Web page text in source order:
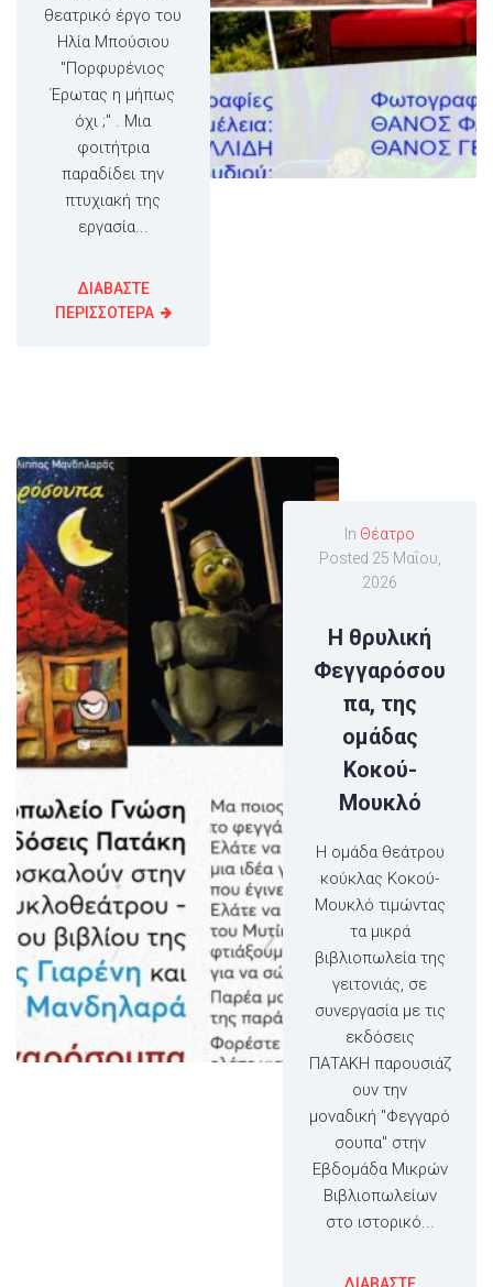
θεατρικό έργο του
Ηλία Μπούσιου
"Πορφυρένιος
Έρωτας η μήπως
όχι ;" . Μια
φοιτήτρια
παραδίδει την
πτυχιακή της
εργασία...
ΔΙΑΒΑΣΤΕ
ΠΕΡΙΣΣΟΤΕΡΑ
In Θέατρο
Posted 25 Μαΐου,
2026
Η θρυλική
Φεγγαρόσου
πα, της
ομάδας
Κοκού-
Μουκλό
Η ομάδα θεάτρου
κούκλας Κοκού-
Μουκλό τιμώντας
τα μικρά
βιβλιοπωλεία της
γειτονιάς, σε
συνεργασία με τις
εκδόσεις
ΠΑΤΑΚΗ παρουσιάζ
ουν την
μοναδική "Φεγγαρό
σουπα" στην
Εβδομάδα Μικρών
Βιβλιοπωλείων
στο ιστορικό...